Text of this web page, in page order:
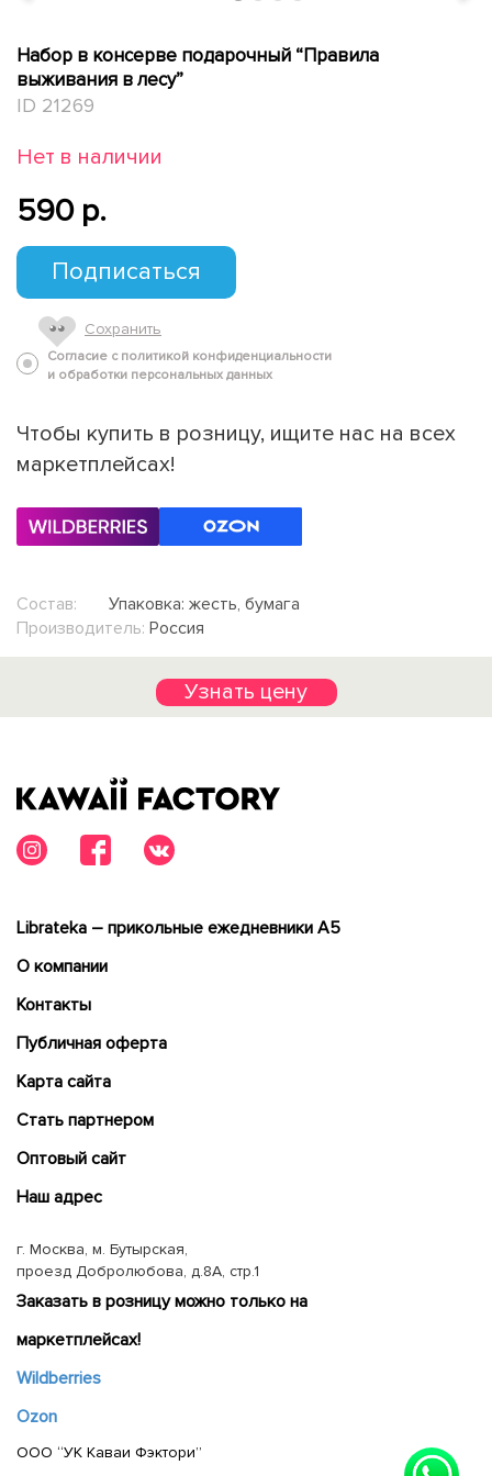
Набор в консерве подарочный “Правила
выживания в лесу”
ID 21269
Нет в наличии
590 p.
Подписаться
Сохранить
Согласие с политикой конфиденциальности
и обработки персональных данных
Чтобы купить в розницу, ищите нас на всех
маркетплейсах!
Состав:
Упаковка: жесть, бумага
Производитель: Россия
Узнать цену
Librateka – прикольные ежедневники А5
О компании
Контакты
Публичная оферта
Карта сайта
Cтать партнером
Оптовый сайт
Наш адрес
г. Москва, м. Бутырская,
проезд Добролюбова, д.8А, стр.1
Заказать в розницу можно только на
маркетплейсах!
Wildberries
Ozon
ООО “УК Каваи Фэктори”